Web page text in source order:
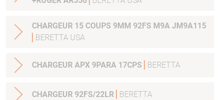
CHARGEUR 15 COUPS 9MM 92FS M9A JM9A115
BERETTA USA
CHARGEUR APX 9PARA 17CPS BERETTA
CHARGEUR 92FS/22LR BERETTA